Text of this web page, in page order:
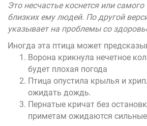
Это несчастье коснется или
близких ему людей. По другой
указывает на проблемы со
Иногда эта птица может
Ворона крикнула нечетное
будет плохая погода
Птица опустила крылья и
ожидать дождь.
Пернатые кричат без
приметам ожидаются